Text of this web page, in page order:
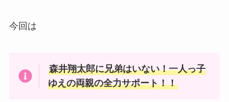
今回は
森井翔太郎に兄弟はいない！一人っ子
ゆえの両親の全力サポート！！